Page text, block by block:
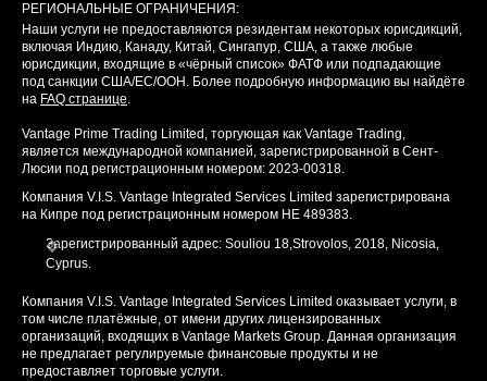
РЕГИОНАЛЬНЫЕ ОГРАНИЧЕНИЯ:
Наши услуги не предоставляются резидентам некоторых юрисдикций,
включая Индию, Канаду, Китай, Сингапур, США, а также любые
юрисдикции, входящие в «чёрный список» ФАТФ или подпадающие
под санкции США/ЕС/ООН. Более подробную информацию вы найдёте
на FAQ странице.
Vantage Prime Trading Limited, торгующая как Vantage Trading,
является международной компанией, зарегистрированной в Сент-
Люсии под регистрационным номером: 2023-00318.
Компания V.I.S. Vantage Integrated Services Limited зарегистрирована
на Кипре под регистрационным номером HE 489383.
Зарегистрированный адрес: Souliou 18,Strovolos, 2018, Nicosia,
Cyprus.
Компания V.I.S. Vantage Integrated Services Limited оказывает услуги, в
том числе платёжные, от имени других лицензированных
организаций, входящих в Vantage Markets Group. Данная организация
не предлагает регулируемые финансовые продукты и не
предоставляет торговые услуги.